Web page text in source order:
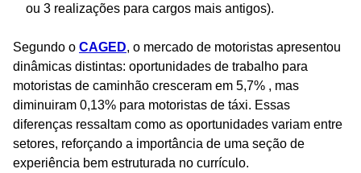
ou 3 realizações para cargos mais antigos).
Segundo o CAGED, o mercado de motoristas apresentou
dinâmicas distintas: oportunidades de trabalho para
motoristas de caminhão cresceram em 5,7% , mas
diminuiram 0,13% para motoristas de táxi. Essas
diferenças ressaltam como as oportunidades variam entre
setores, reforçando a importância de uma seção de
experiência bem estruturada no currículo.